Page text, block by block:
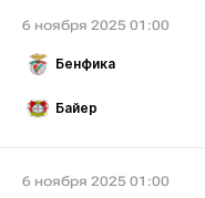
6 ноября 2025 01:00
Бенфика
Байер
6 ноября 2025 01:00